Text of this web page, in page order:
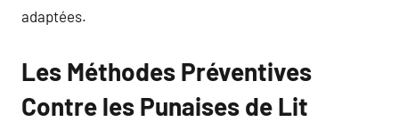
adaptées.
Les Méthodes Préventives
Contre les Punaises de Lit